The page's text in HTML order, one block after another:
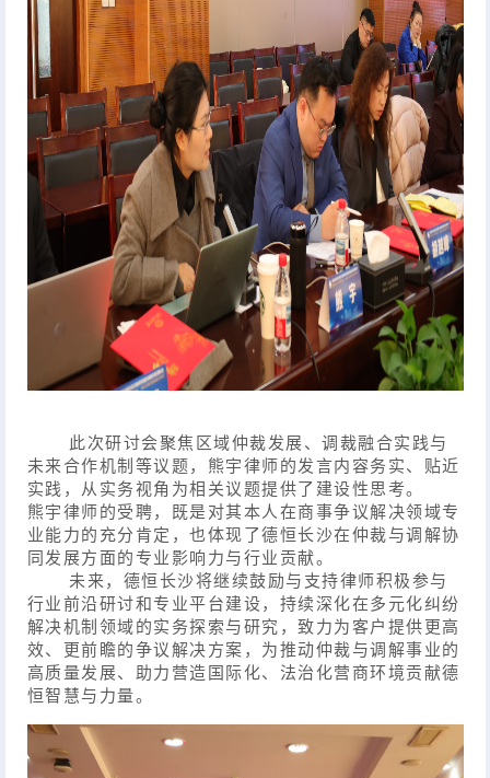
此次研讨会聚焦区域仲裁发展、调裁融合实践与
未来合作机制等议题，熊宇律师的发言内容务实、贴近
实践，从实务视角为相关议题提供了建设性思考。
熊宇律师的受聘，既是对其本人在商事争议解决领域专
业能力的充分肯定，也体现了德恒长沙在仲裁与调解协
同发展方面的专业影响力与行业贡献。
未来，德恒长沙将继续鼓励与支持律师积极参与
行业前沿研讨和专业平台建设，持续深化在多元化纠纷
解决机制领域的实务探索与研究，致力为客户提供更高
效、更前瞻的争议解决方案，为推动仲裁与调解事业的
高质量发展、助力营造国际化、法治化营商环境贡献德
恒智慧与力量。